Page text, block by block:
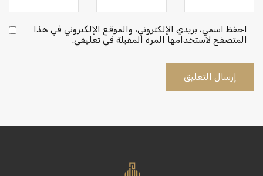
احفظ اسمي، بريدي الإلكتروني، والموقع الإلكتروني في هذا
المتصفح لاستخدامها المرة المقبلة في تعليقي.